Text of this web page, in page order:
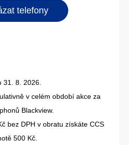
telefony
31. 8. 2026.
v celém období akce za
Blackview.
bez DPH v obratu získáte CCS
500 Kč.